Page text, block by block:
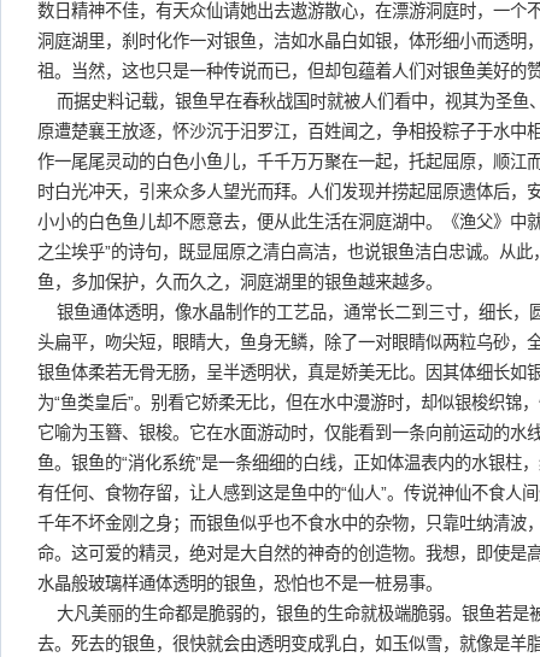
数日精神不佳，有天众仙请她出去遨游散心，在漂游洞庭时，一个
洞庭湖里，刹时化作一对银鱼，洁如水晶白如银，体形细小而透明
祖。当然，这也只是一种传说而已，但却包蕴着人们对银鱼美好的
而据史料记载，银鱼早在春秋战国时就被人们看中，视其为圣鱼
原遭楚襄王放逐，怀沙沉于汨罗江，百姓闻之，争相投粽子于水中
作一尾尾灵动的白色小鱼儿，千千万万聚在一起，托起屈原，顺江
时白光冲天，引来众多人望光而拜。人们发现并捞起屈原遗体后，
小小的白色鱼儿却不愿意去，便从此生活在洞庭湖中。《渔父》中
之尘埃乎”的诗句，既显屈原之清白高洁，也说银鱼洁白忠诚。从
鱼，多加保护，久而久之，洞庭湖里的银鱼越来越多。
银鱼通体透明，像水晶制作的工艺品，通常长二到三寸，细长，
头扁平，吻尖短，眼睛大，鱼身无鳞，除了一对眼睛似两粒乌砂，
银鱼体柔若无骨无肠，呈半透明状，真是娇美无比。因其体细长如
为“鱼类皇后”。别看它娇柔无比，但在水中漫游时，却似银梭织锦
它喻为玉簪、银梭。它在水面游动时，仅能看到一条向前运动的水
鱼。银鱼的“消化系统”是一条细细的白线，正如体温表内的水银柱
有任何、食物存留，让人感到这是鱼中的“仙人”。传说神仙不食人
千年不坏金刚之身；而银鱼似乎也不食水中的杂物，只靠吐纳清波
命。这可爱的精灵，绝对是大自然的神奇的创造物。我想，即使是
水晶般玻璃样通体透明的银鱼，恐怕也不是一桩易事。
大凡美丽的生命都是脆弱的，银鱼的生命就极端脆弱。银鱼若是
去。死去的银鱼，很快就会由透明变成乳白，如玉似雪，就像是羊